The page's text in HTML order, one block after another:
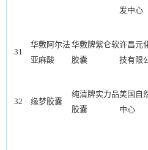
发中心
31
华敷阿尔法
亚麻酸
华敷牌紫仑软
胶囊
许昌元
技有限
32 缘梦胶囊
纯清牌实力品
胶囊
美国自
中心